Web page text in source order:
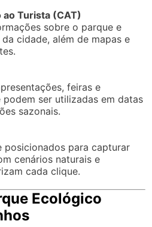
Turista (CAT)
sobre o parque e
cidade, além de mapas e
feiras e
ser utilizadas em datas
sazonais.
posicionados para capturar
cenários naturais e
cada clique.
Ecológico